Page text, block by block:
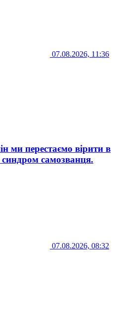
07.08.2026, 11:36
ми перестаємо вірити в
синдром самозванця.
07.08.2026, 08:32